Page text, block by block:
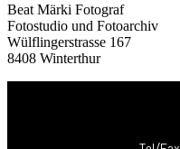
Beat Märki Fotograf
Fotostudio und Fotoarchiv
Wülflingerstrasse 167
8408 Winterthur